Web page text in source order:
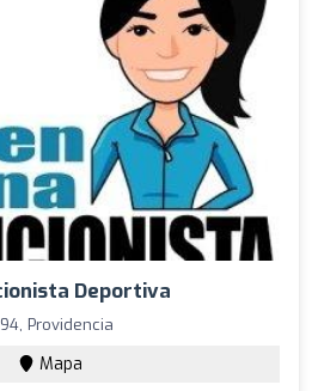
Deportiva
Providencia
Mapa